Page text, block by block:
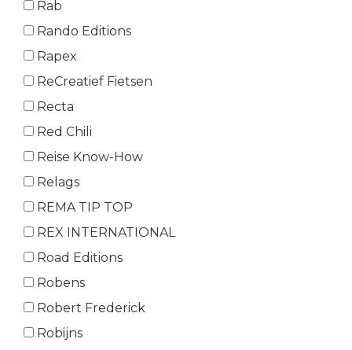
Rab
Rando Editions
Rapex
ReCreatief Fietsen
Recta
Red Chili
Reise Know-How
Relags
REMA TIP TOP
REX INTERNATIONAL
Road Editions
Robens
Robert Frederick
Robijns